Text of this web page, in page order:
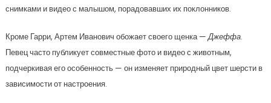
снимками и видео с малышом, порадовавших их поклонников.
Кроме Гарри, Артем Иванович обожает своего щенка —Джеффа.
Певец часто публикует совместные фото и видео с животным,
подчеркивая его особенность — он изменяет природный цвет шерсти в
зависимости от настроения.